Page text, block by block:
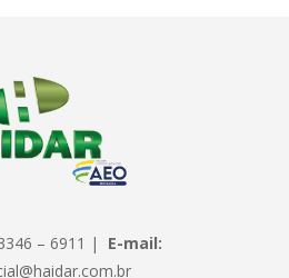
– 6911 | E-mail: